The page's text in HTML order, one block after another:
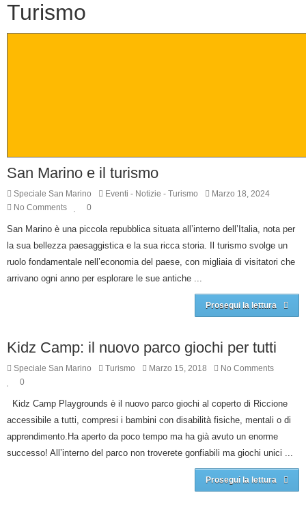
Turismo
San Marino e il turismo
Speciale San Marino Eventi - Notizie - Turismo
Marzo 18, 2024
No Comments
0
San Marino è una piccola repubblica situata all’interno dell’Italia, nota per
la sua bellezza paesaggistica e la sua ricca storia. Il turismo svolge un
ruolo fondamentale nell’economia del paese, con migliaia di visitatori che
arrivano ogni anno per esplorare le sue antiche ...
Prosegui la lettura
Kidz Camp: il nuovo parco giochi per tutti
Speciale San Marino Turismo Marzo 15, 2018
No Comments
0
Kidz Camp Playgrounds è il nuovo parco giochi al coperto di Riccione
accessibile a tutti, compresi i bambini con disabilità fisiche, mentali o di
apprendimento.Ha aperto da poco tempo ma ha già avuto un enorme
successo! All’interno del parco non troverete gonfiabili ma giochi unici ...
Prosegui la lettura